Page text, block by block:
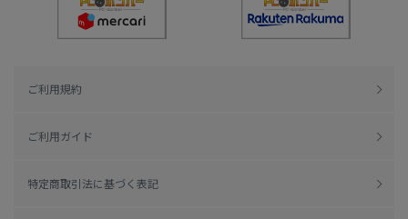
ご利用規約
ご利用ガイド
特定商取引法に基づく表記